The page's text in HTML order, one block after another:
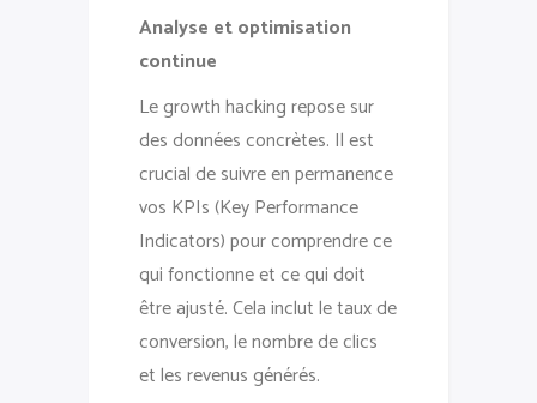
Analyse et optimisation
continue
Le growth hacking repose sur
des données concrètes. Il est
crucial de suivre en permanence
vos KPIs (Key Performance
Indicators) pour comprendre ce
qui fonctionne et ce qui doit
être ajusté. Cela inclut le taux de
conversion, le nombre de clics
et les revenus générés.